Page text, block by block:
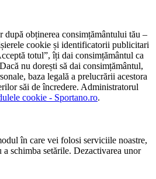
obținerea consimțământului tău –
cookie și identificatorii publicitari
totul”, îți dai consimțământul ca
nu dorești să dai consimțământul,
baza legală a prelucrării acestora
săi de încredere. Administratorul
cookie - Sportano.ro.
în care vei folosi serviciile noastre,
schimba setările. Dezactivarea unor